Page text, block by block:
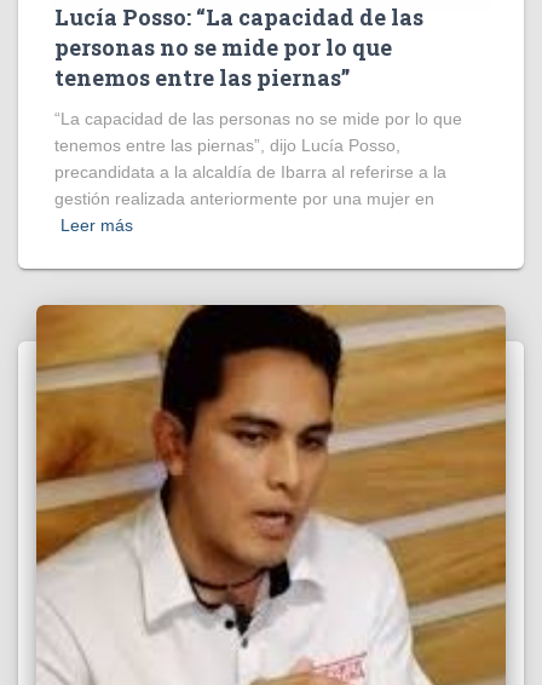
Lucía Posso: “La capacidad de las
personas no se mide por lo que
tenemos entre las piernas”
“La capacidad de las personas no se mide por lo que
tenemos entre las piernas”, dijo Lucía Posso,
precandidata a la alcaldía de Ibarra al referirse a la
gestión realizada anteriormente por una mujer en
Leer más